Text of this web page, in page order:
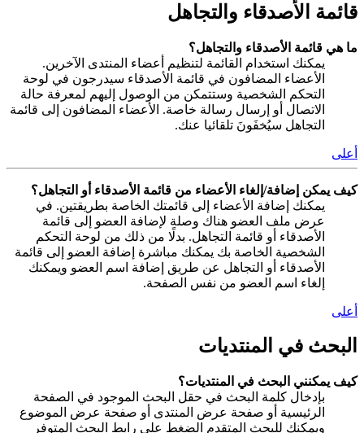
قائمة الأصدقاء والتجاهل
ما هي قائمة الأصدقاء والتجاهل؟
يمكنك استخدام القائمة لتنظيم أعضاء المنتدى الآخرين.
الأعضاء المضافون في قائمة الأصدقاء سيدرجون في لوحة
التحكم الشخصية وستتمكن من الوصول إليهم لمعرفة حالة
الاتصال أو إرسال رسالة خاصة. الأعضاء المضافون إلى قائمة
التجاهل سيُخفَونَ تلقائيا عنك.
أعلى
كيف يمكن إضافة/إلغاء الأعضاء من قائمة الأصدقاء أو التجاهل؟
يمكنك إضافة الأعضاء إلى قائمتك الخاصة بطريقتين. في
عرض ملف العضو هناك وصلة لإضافة العضو إلى قائمة
الأصدقاء أو قائمة التجاهل. بدلًا من ذلك من لوحة التحكم
الشخصية الخاصة بك يمكنك مباشرة إضافة العضو إلى قائمة
الأصدقاء أو التجاهل عن طريق إضافة اسم العضو ويمكنك
إلغاء اسم العضو من نفس الصفحة.
أعلى
البحث في المنتديات
كيف يمكنني البحث في المنتديات؟
بإدخال كلمة البحث في حقل البحث الموجود في الصفحة
الرئيسية أو صفحة عرض المنتدى أو صفحة عرض الموضوع
ويمكنك للبحث المتقدم الضغط على رابط البحث المتوفر